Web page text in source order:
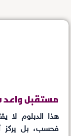
مستقبل
هذا الدبلوم لا
فحسب، بل يركز